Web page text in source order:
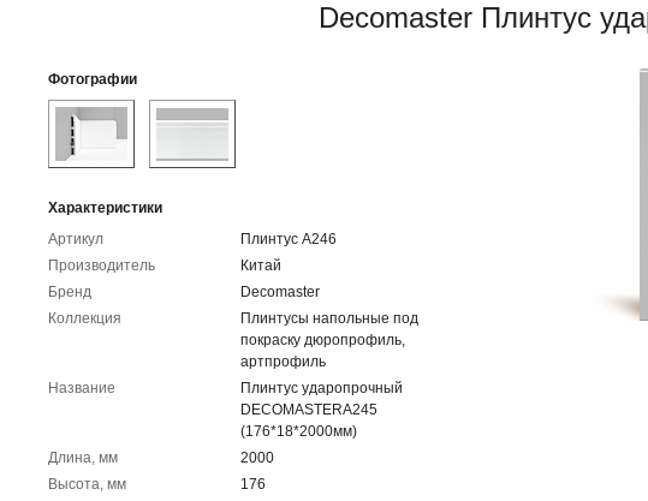
Decomaster Плинтус
Фотографии
Характеристики
Артикул
Плинтус A246
Производитель
Китай
Бренд
Decomaster
Коллекция
Плинтусы напольные под
покраску дюропрофиль,
артпрофиль
Название
Плинтус ударопрочный
DECOMASTERA245
(176*18*2000мм)
Длина, мм
2000
Высота, мм
176